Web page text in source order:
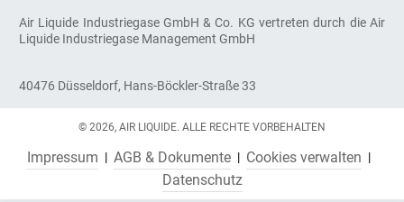
Air Liquide Industriegase GmbH & Co. KG vertreten durch die Air
Liquide Industriegase Management GmbH
40476 Düsseldorf, Hans-Böckler-Straße 33
© 2026, AIR LIQUIDE. ALLE RECHTE VORBEHALTEN
Impressum AGB & Dokumente
Cookies verwalten
Datenschutz